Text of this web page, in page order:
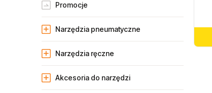
Narzędzia pneumatyczne
Narzędzia ręczne
Akcesoria do narzędzi
Promocje